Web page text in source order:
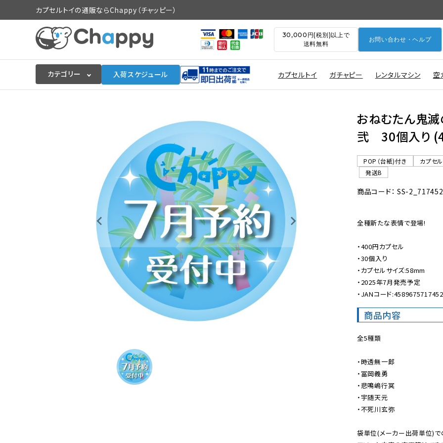
カプセルトイの通販ならChappy（チャッピー）
30,000円(税別)以上で
送料無料
お問い合わせ・ヘルプ
カテゴリー 入荷スケジュール カプセルトイ ガチャピー レンタルマシン 空
おねむたん鬼滅
弐 30個入り
POP（台紙)付き
カプセ
発送B
商品コード： SS-2_717452
全種新たな表情で登場!
・400円カプセル
・30個入り
・カプセルサイズ:58mm
・2025年7月発売予定
・JANコード:4589675717452
商品内容
全5種類
・時透無一郎
・冨岡義勇
・悲鳴嶋行冥
・宇随天元
・不死川玄弥
袋単位(メーカー出荷単位)で